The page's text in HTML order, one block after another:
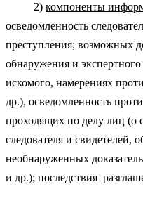
2) компоненты
осведомленность
преступления; возможных
обнаружения и
искомого, намерениях
др.), осведомленность
проходящих по делу лиц (о
следователя и свидетелей,
необнаруженных
и др.); последствия